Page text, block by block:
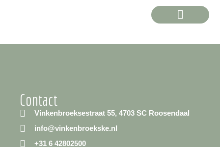
Contact
Vinkenbroeksestraat 55, 4703 SC Roosendaal
info@vinkenbroekske.nl
+31 6 42802500